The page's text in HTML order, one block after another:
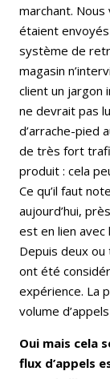
marchant. Nous
étaient
système de
magasin
client un jargon
ne devrait pas
d’arrache-pied
de très fort
produit : cela
Ce qu’il faut
aujourd’hui,
est en lien avec
Depuis deux
ont été
expérience. La
volume
Oui mais cela
flux d’appels